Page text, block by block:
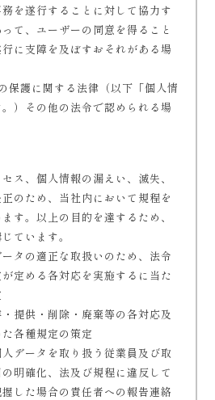
を遂行することに対して協力す
て、ユーザーの同意を得ること
に支障を及ぼすおそれがある場
保護に関する法律（以下「個人情
）その他の法令で認められる場
ス、個人情報の漏えい、滅失、
のため、当社内において規程を
す。以上の目的を達するため、
ています。
の適正な取扱いのため、法令
定める各対応を実施するに当た
供・削除・廃棄等の各対応及
各種規定の策定
ータを取り扱う従業員及び取
明確化、法及び規程に違反して
した場合の責任者への報告連絡